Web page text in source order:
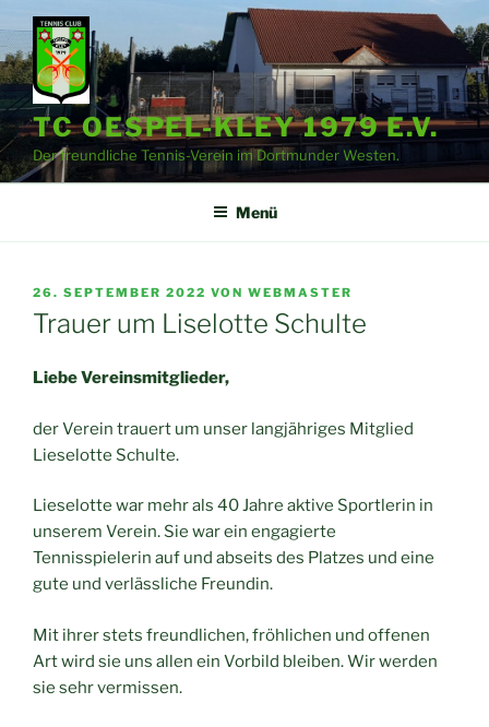
Zum
Inhalt
springen
TC OESPEL-KLEY 1979 E.V.
Der freundliche Tennis-Verein im Dortmunder Westen.
Menü
VERÖFFENTLICHT
AM
26. SEPTEMBER 2022 VON WEBMASTER
Trauer um Liselotte Schulte
Liebe Vereinsmitglieder,
der Verein trauert um unser langjähriges Mitglied
Lieselotte Schulte.
Lieselotte war mehr als 40 Jahre aktive Sportlerin in
unserem Verein. Sie war ein engagierte
Tennisspielerin auf und abseits des Platzes und eine
gute und verlässliche Freundin.
Mit ihrer stets freundlichen, fröhlichen und offenen
Art wird sie uns allen ein Vorbild bleiben. Wir werden
sie sehr vermissen.